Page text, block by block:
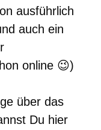
ausführlich
auch ein
online 😉)
über das
Du hier